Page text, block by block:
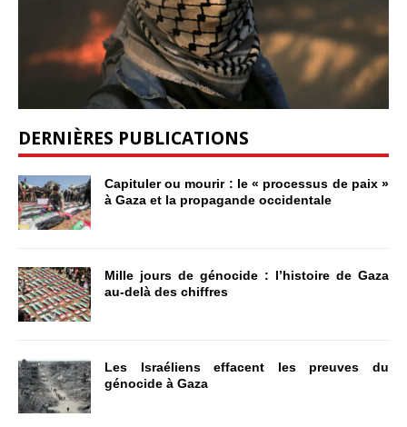
DERNIÈRES PUBLICATIONS
Capituler ou mourir : le « processus de paix »
à Gaza et la propagande occidentale
Mille jours de génocide : l’histoire de Gaza
au-delà des chiffres
Les Israéliens effacent les preuves du
génocide à Gaza